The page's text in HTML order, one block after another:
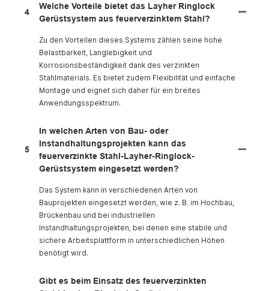
4
Welche Vorteile bietet das Layher Ringlock
Gerüstsystem aus feuerverzinktem Stahl?
Zu den Vorteilen dieses Systems zählen seine hohe
Belastbarkeit, Langlebigkeit und
Korrosionsbeständigkeit dank des verzinkten
Stahlmaterials. Es bietet zudem Flexibilität und einfache
Montage und eignet sich daher für ein breites
Anwendungsspektrum.
5
In welchen Arten von Bau- oder
Instandhaltungsprojekten kann das
feuerverzinkte Stahl-Layher-Ringlock-
Gerüstsystem eingesetzt werden?
Das System kann in verschiedenen Arten von
Bauprojekten eingesetzt werden, wie z. B. im Hochbau,
Brückenbau und bei industriellen
Instandhaltungsprojekten, bei denen eine stabile und
sichere Arbeitsplattform in unterschiedlichen Höhen
benötigt wird.
Gibt es beim Einsatz des feuerverzinkten